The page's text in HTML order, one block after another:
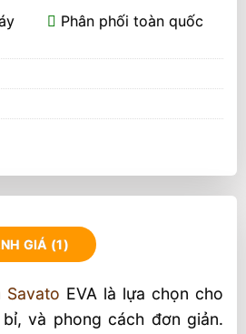
Phân phối toàn quốc
GIÁ (1)
Savato EVA là lựa chọn cho
và phong cách đơn giản.